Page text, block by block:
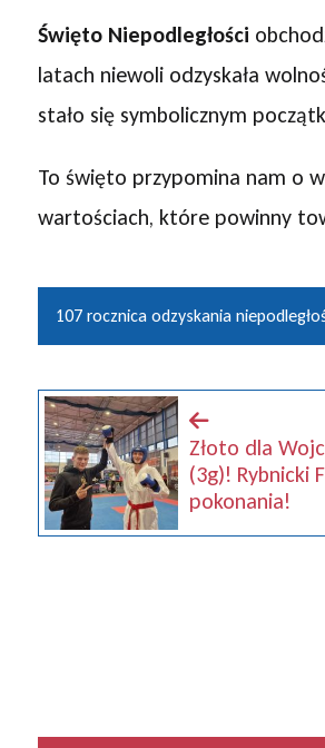
Święto Niepodległości
latach niewoli odzyskała
stało się symbolicznym
To święto przypomina nam o
wartościach, które powinny
107 rocznica odzyskania
Złoto dla
(3g)! Rybnicki
pokonania!